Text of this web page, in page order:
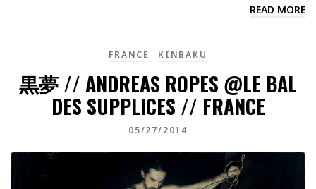
READ MORE
FRANCE KINBAKU
黒夢 // ANDREAS ROPES @LE BAL
DES SUPPLICES // FRANCE
05/27/2014